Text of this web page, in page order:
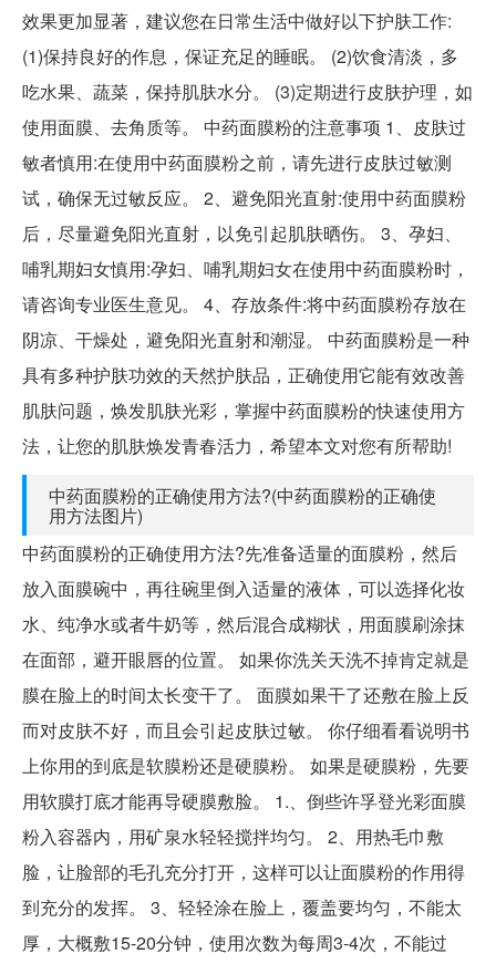
效果更加显著，建议您在日常生活中做好以下护肤工作:
(1)保持良好的作息，保证充足的睡眠。 (2)饮食清淡，多
吃水果、蔬菜，保持肌肤水分。 (3)定期进行皮肤护理，如
使用面膜、去角质等。 中药面膜粉的注意事项 1、皮肤过
敏者慎用:在使用中药面膜粉之前，请先进行皮肤过敏测
试，确保无过敏反应。 2、避免阳光直射:使用中药面膜粉
后，尽量避免阳光直射，以免引起肌肤晒伤。 3、孕妇、
哺乳期妇女慎用:孕妇、哺乳期妇女在使用中药面膜粉时，
请咨询专业医生意见。 4、存放条件:将中药面膜粉存放在
阴凉、干燥处，避免阳光直射和潮湿。 中药面膜粉是一种
具有多种护肤功效的天然护肤品，正确使用它能有效改善
肌肤问题，焕发肌肤光彩，掌握中药面膜粉的快速使用方
法，让您的肌肤焕发青春活力，希望本文对您有所帮助!
中药面膜粉的正确使用方法?(中药面膜粉的正确使
用方法图片)
中药面膜粉的正确使用方法?先准备适量的面膜粉，然后
放入面膜碗中，再往碗里倒入适量的液体，可以选择化妆
水、纯净水或者牛奶等，然后混合成糊状，用面膜刷涂抹
在面部，避开眼唇的位置。 如果你洗关天洗不掉肯定就是
膜在脸上的时间太长变干了。 面膜如果干了还敷在脸上反
而对皮肤不好，而且会引起皮肤过敏。 你仔细看看说明书
上你用的到底是软膜粉还是硬膜粉。 如果是硬膜粉，先要
用软膜打底才能再导硬膜敷脸。 1.、倒些许孚登光彩面膜
粉入容器内，用矿泉水轻轻搅拌均匀。 2、用热毛巾敷
脸，让脸部的毛孔充分打开，这样可以让面膜粉的作用得
到充分的发挥。 3、轻轻涂在脸上，覆盖要均匀，不能太
厚，大概敷15-20分钟，使用次数为每周3-4次，不能过